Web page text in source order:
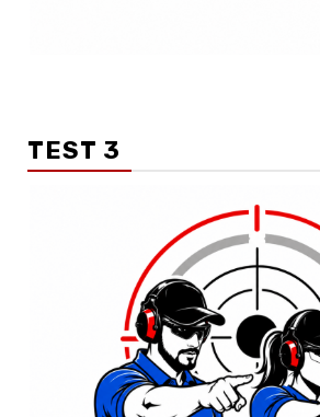
TEST 3